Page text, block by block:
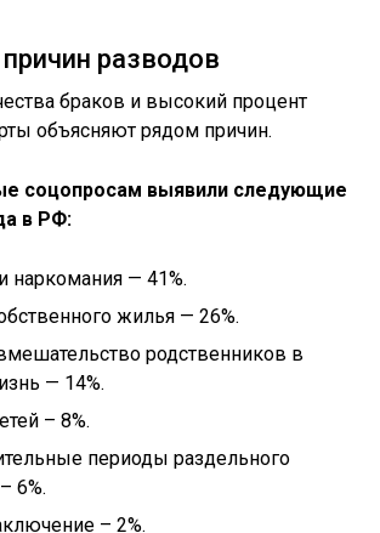
разводов
браков и высокий процент
объясняют рядом причин.
соцопросам выявили следующие
в РФ:
наркомания — 41%.
жилья — 26%.
родственников в
— 14%.
– 8%.
периоды раздельного
6%.
– 2%.